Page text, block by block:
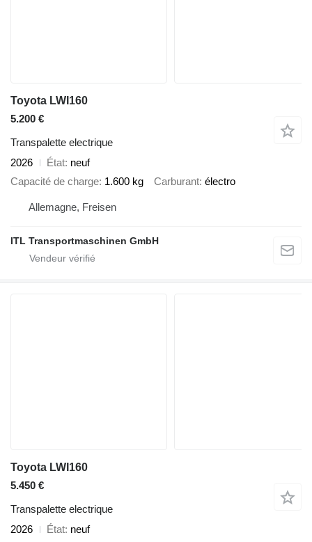
Toyota LWI160
5.200 €
Transpalette electrique
2026
État neuf
Capacité de charge 1.600 kg Carburant électro
Allemagne, Freisen
ITL Transportmaschinen GmbH
Toyota LWI160
5.450 €
Transpalette electrique
2026
État neuf